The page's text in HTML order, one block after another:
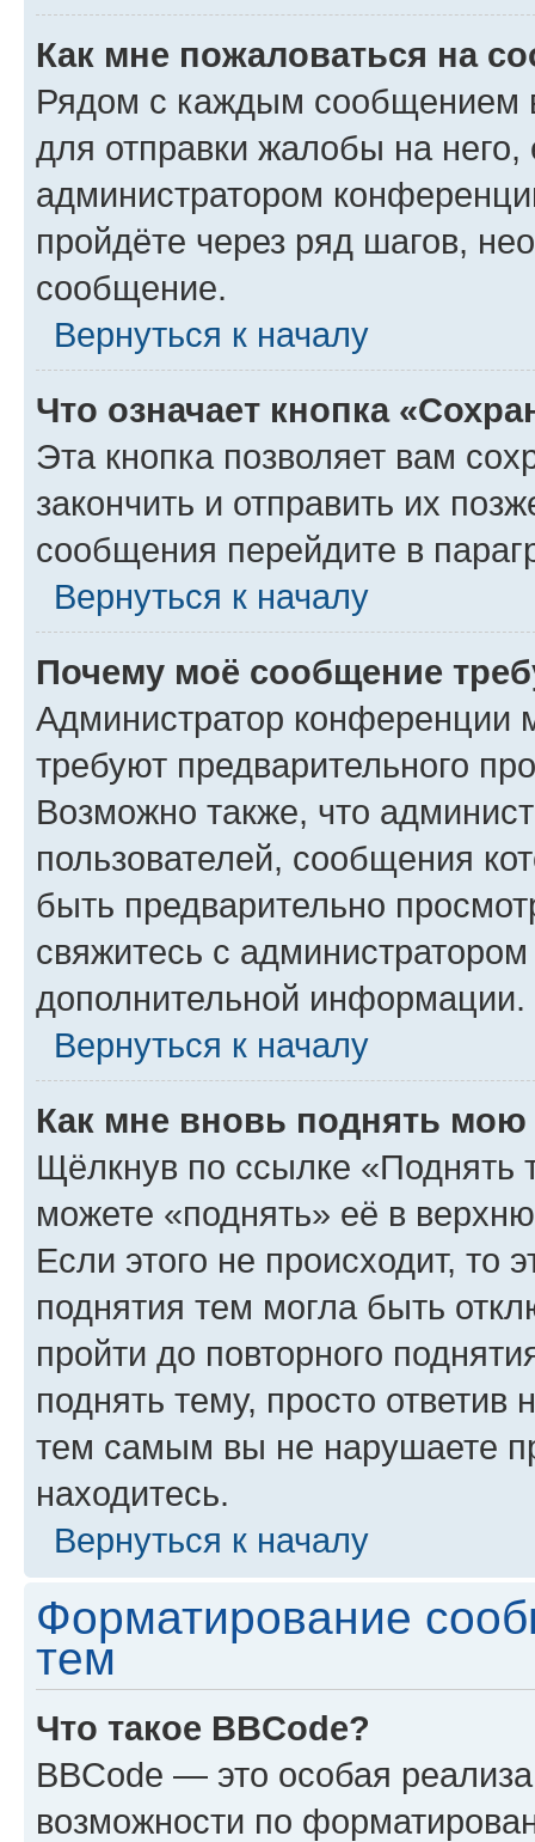
Как мне пожаловаться на
Рядом с каждым сообщением
для отправки жалобы на
администратором
пройдёте через ряд шагов,
сообщение.
Вернуться к началу
Что означает кнопка
Эта кнопка позволяет вам
закончить и отправить их
сообщения перейдите в
Вернуться к началу
Почему моё сообщение
Администратор конференции
требуют предварительного
Возможно также, что
пользователей, сообщения
быть предварительно
свяжитесь с
дополнительной информации.
Вернуться к началу
Как мне вновь поднять мою
Щёлкнув по ссылке «Поднять
можете «поднять» её в
Если этого не происходит, то
поднятия тем могла быть
пройти до повторного
поднять тему, просто ответив
тем самым вы не нарушаете
находитесь.
Вернуться к началу
Форматирование
тем
Что такое BBCode?
BBCode — это особая
возможности по